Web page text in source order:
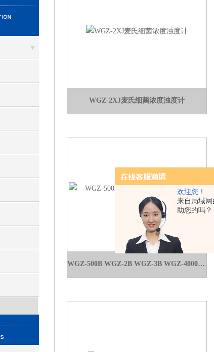
欢迎您！
来自局域
助您的吗？
WGZ-2XJ麦氏细菌浓度浊度计
WGZ-500B WGZ-2B WGZ-3B WGZ-4000B浊度计